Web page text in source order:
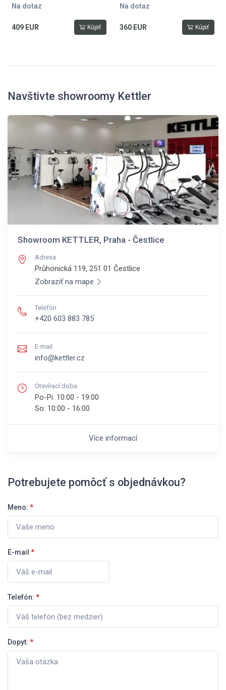
Na dotaz
409 EUR Kúpiť
Na dotaz
360 EUR Kúpiť
Navštivte showroomy Kettler
Showroom KETTLER, Praha - Čestlice
Adresa
Průhonická 119, 251 01 Čestlice
Zobraziť na mape
Telefón
+420 603 883 785
E-mail
info@kettler.cz
Otevírací doba
Po-Pi: 10:00 - 19:00
So: 10:00 - 16:00
Více informací
Potrebujete pomôcť s objednávkou?
Meno: *
E-mail *
Telefón: *
Dopyt: *